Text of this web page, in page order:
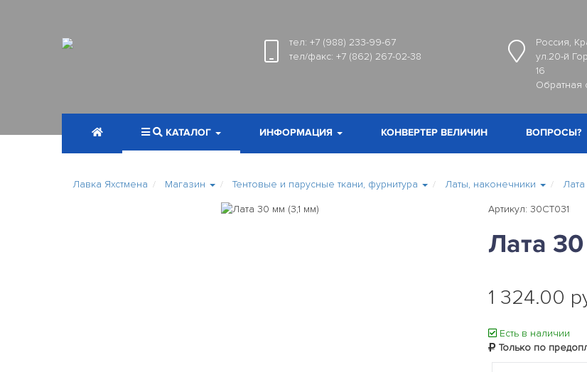
тел: +7 (988) 233-99-67
тел/факс: +7 (862) 267-02-38
Россия,
ул.20-й
16
Обратная
КАТАЛОГ ИНФОРМАЦИЯ КОНВЕРТЕР ВЕЛИЧИН ВОПРОСЫ?
Лавка Яхстмена Магазин Тентовые и парусные ткани, фурнитура Латы, наконечники
Артикул: 30CT031
Лата
1 324.00
Есть в наличии
Только по